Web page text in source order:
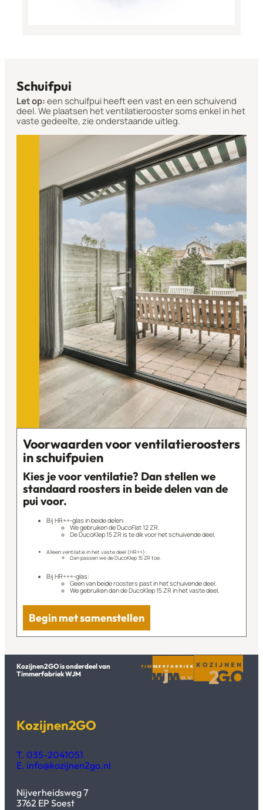
Schuifpui
Let op: een schuifpui heeft een vast en een schuivend
deel. We plaatsen het ventilatierooster soms enkel in het
vaste gedeelte, zie onderstaande uitleg.
Voorwaarden voor ventilatieroosters
in schuifpuien
Kies je voor ventilatie? Dan stellen we
standaard roosters in beide delen van de
pui voor.
Bij HR++-glas in beide delen:
We gebruiken de DucoFlat 12 ZR.
De DucoKlep 15 ZR is te dik voor het schuivende deel.
Alleen ventilatie in het vaste deel (HR++):
Dan passen we de DucoKlep 15 ZR toe.
Bij HR+++-glas:
Geen van beide roosters past in het schuivende deel.
We gebruiken dan de DucoKlep 15 ZR in het vaste deel.
Begin met samenstellen
Kozijnen2GO is onderdeel van
Timmerfabriek WJM
Kozijnen2GO
T. 035-2041051
E. info@kozijnen2go.nl
Nijverheidsweg 7
3762 EP Soest